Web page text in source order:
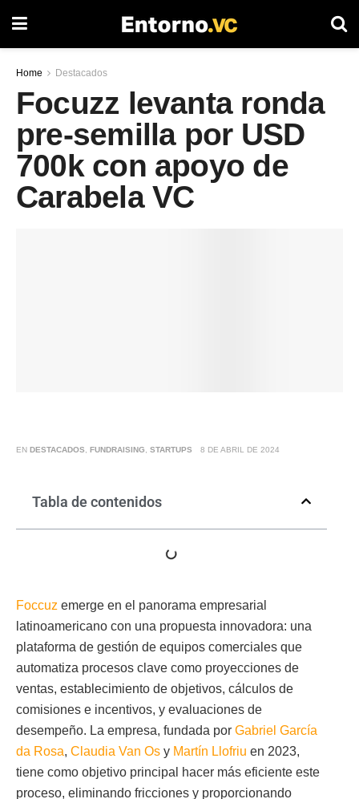
Home Destacados
Focuzz levanta ronda
pre-semilla por USD
700k con apoyo de
Carabela VC
EN DESTACADOS FUNDRAISING STARTUPS 8 DE ABRIL DE 2024
Tabla de contenidos
Foccuz emerge en el panorama empresarial
latinoamericano con una propuesta innovadora: una
plataforma de gestión de equipos comerciales que
automatiza procesos clave como proyecciones de
ventas, establecimiento de objetivos, cálculos de
comisiones e incentivos, y evaluaciones de
desempeño. La empresa, fundada por Gabriel García
da Rosa, Claudia Van Os y Martín Llofriu en 2023,
tiene como objetivo principal hacer más eficiente este
proceso, eliminando fricciones y proporcionando